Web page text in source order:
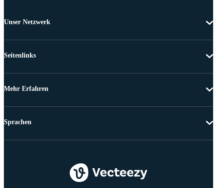
Unser Netzwerk
Seitenlinks
Mehr Erfahren
Sprachen